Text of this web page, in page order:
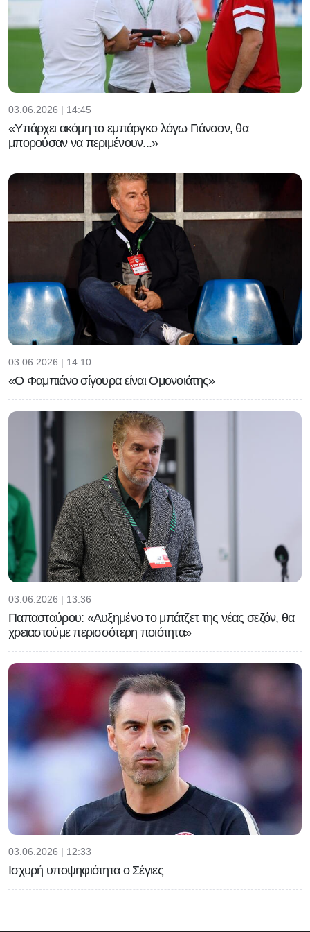
03.06.2026 | 14:45
«Υπάρχει ακόμη το εμπάργκο λόγω Γιάνσον, θα
μπορούσαν να περιμένουν...»
03.06.2026 | 14:10
«Ο Φαμπιάνο σίγουρα είναι Ομονοιάτης»
03.06.2026 | 13:36
Παπασταύρου: «Αυξημένο το μπάτζετ της νέας σεζόν, θα
χρειαστούμε περισσότερη ποιότητα»
03.06.2026 | 12:33
Ισχυρή υποψηφιότητα ο Σέγιες